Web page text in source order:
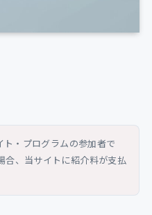
・プログラムの参加者で
合、当サイトに紹介料が支払